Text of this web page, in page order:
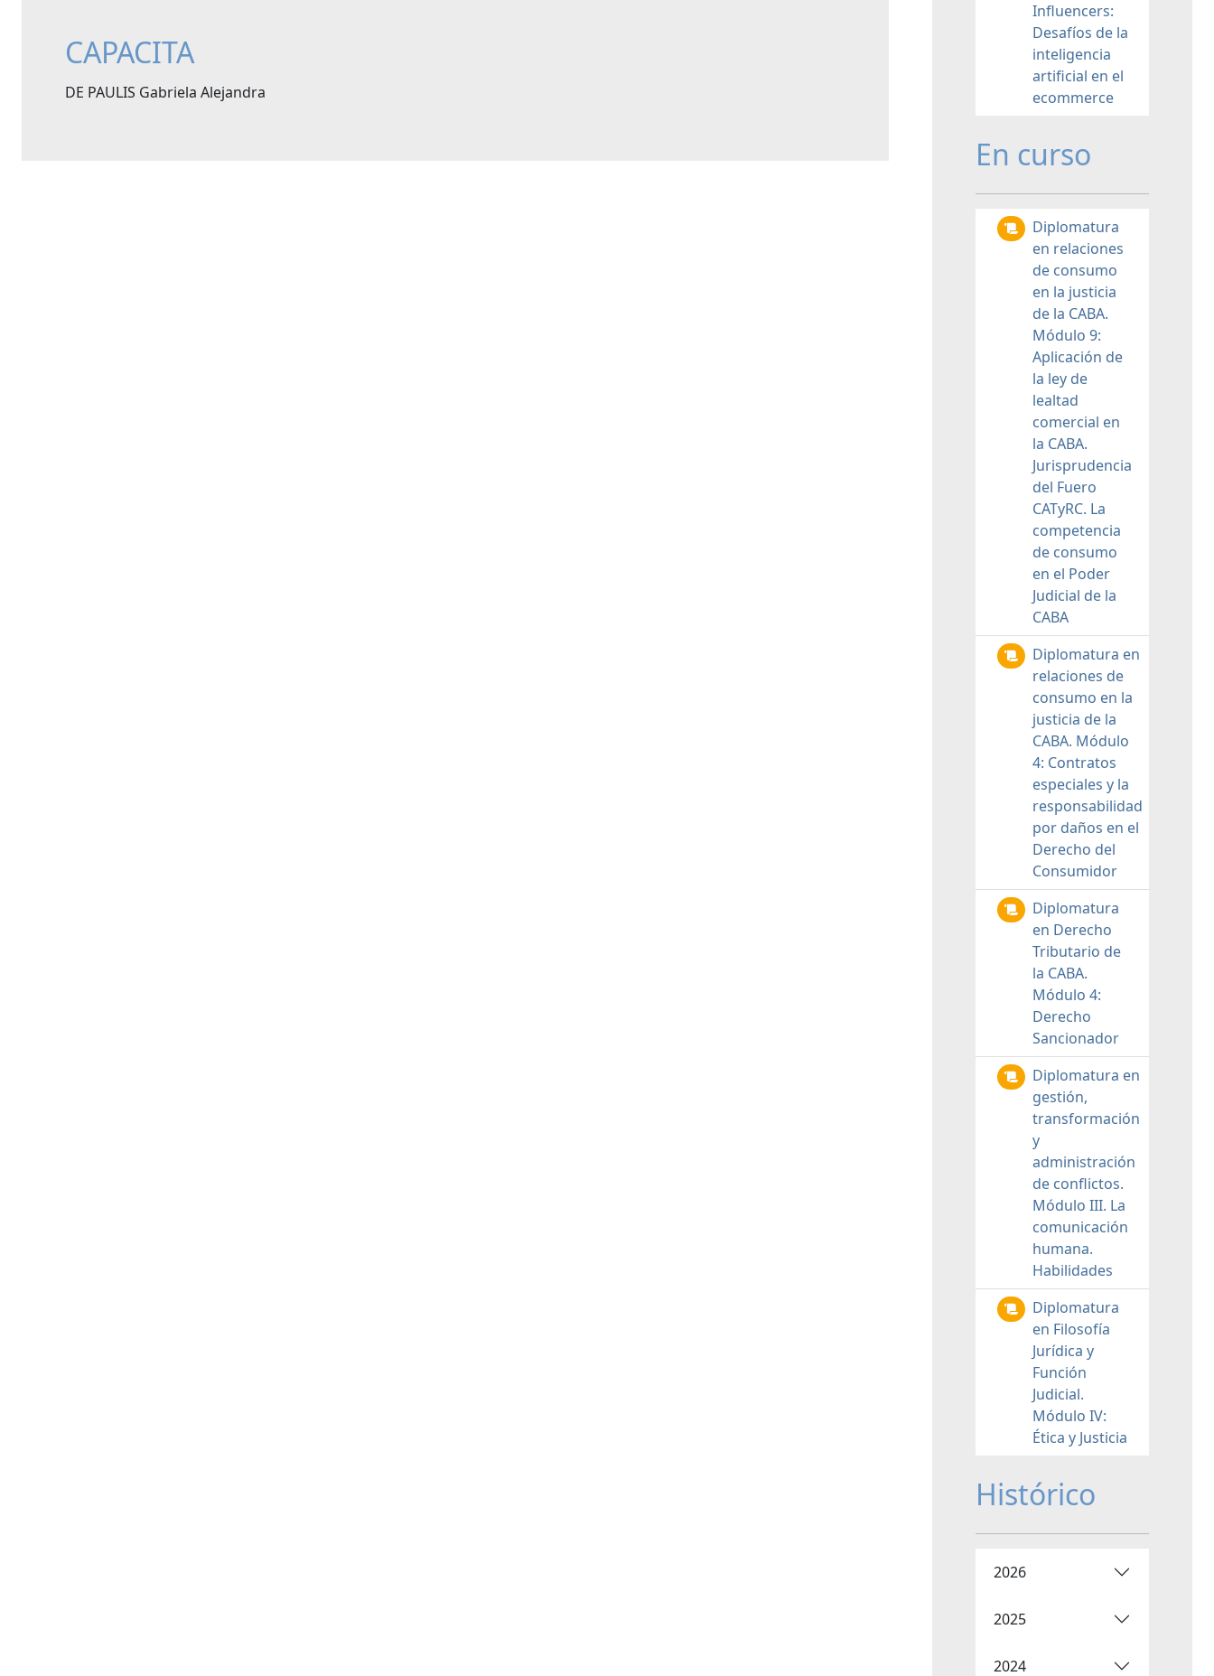
CAPACITA
DE PAULIS Gabriela Alejandra
Influencers:
Desafíos de la
inteligencia
artificial en el
ecommerce
En curso
Diplomatura
en relaciones
de consumo
en la justicia
de la CABA.
Módulo 9:
Aplicación de
la ley de
lealtad
comercial en
la CABA.
Jurisprudencia
del Fuero
CATyRC. La
competencia
de consumo
en el Poder
Judicial de la
CABA
Diplomatura en
relaciones de
consumo en la
justicia de la
CABA. Módulo
4: Contratos
especiales y la
responsabilidad
por daños en el
Derecho del
Consumidor
Diplomatura
en Derecho
Tributario de
la CABA.
Módulo 4:
Derecho
Sancionador
Diplomatura en
gestión,
transformación
y
administración
de conflictos.
Módulo III. La
comunicación
humana.
Habilidades
Diplomatura
en Filosofía
Jurídica y
Función
Judicial.
Módulo IV:
Ética y Justicia
Histórico
2026
2025
2024